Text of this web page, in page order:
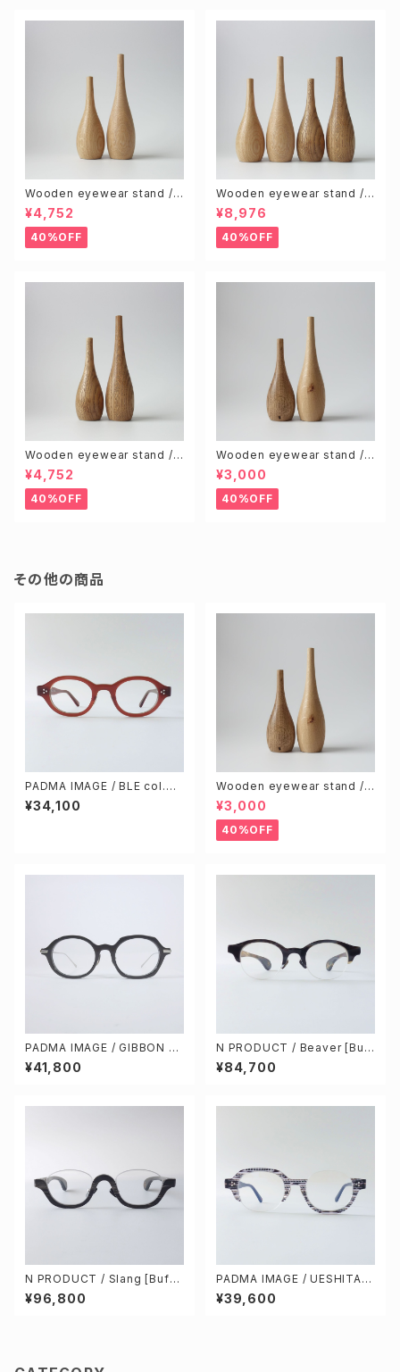
Wooden eyewear stand /
Natural (S & L size 2pcs)
¥4,752
40%OFF
Wooden eyewear stand /
Natural & Brown (S & L 4pc
s)
¥8,976
40%OFF
Wooden eyewear stand /
Brown (S & L size 2pcs)
¥4,752
40%OFF
Wooden eyewear stand /
Knotty (Random 2pcs)
¥3,000
40%OFF
その他の商品
PADMA IMAGE / BLE col.4
[ｍaroon]
¥34,100
Wooden eyewear stand /
Knotty (Random 2pcs)
¥3,000
40%OFF
PADMA IMAGE / GIBBON co
l.1 [BLACK / SILVER]
¥41,800
N PRODUCT / Beaver [Buff
alo horn]
¥84,700
N PRODUCT / Slang [Buffa
lo horn]
¥96,800
PADMA IMAGE / UESHITA c
ol.2 [snow noise]
¥39,600